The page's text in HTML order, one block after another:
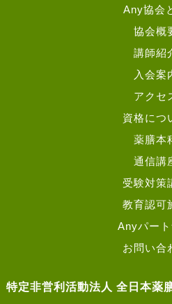
Any協会
協会概
講師紹
入会案
アクセ
資格につ
薬膳本
通信講
受験対策
教育認可
Anyパー
お問い合
特定非営利活動法人 全日本薬